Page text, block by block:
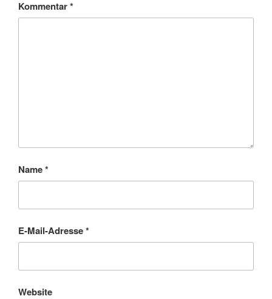
Kommentar*
Name*
E-Mail-Adresse*
Website